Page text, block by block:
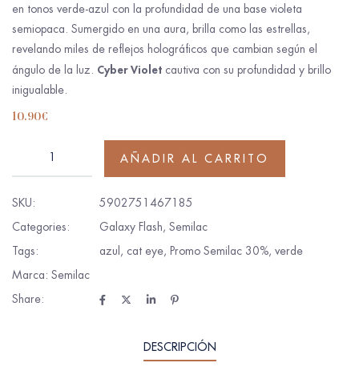
en tonos verde-azul con la profundidad de una base violeta
semiopaca. Sumergido en una aura, brilla como las estrellas,
revelando miles de reflejos holográficos que cambian según el
ángulo de la luz. Cyber Violet cautiva con su profundidad y brillo
inigualable.
10.90€
AÑADIR AL CARRITO
SKU:
5902751467185
Categories:
Galaxy Flash, Semilac
Tags:
azul , cat eye, Promo Semilac 30%, verde
Marca: Semilac
Share:
DESCRIPCIÓN